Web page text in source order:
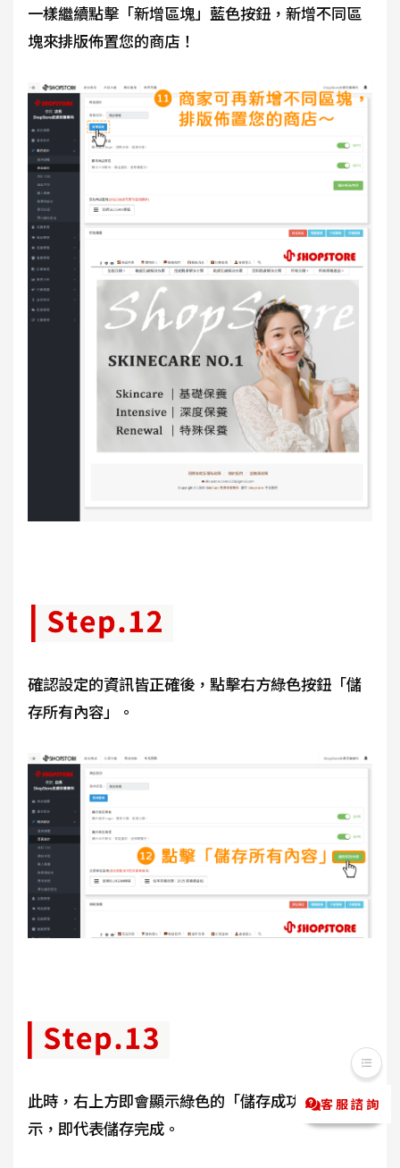
一樣繼續點擊「新增區塊」藍色按鈕，新增不同區
塊來排版佈置您的商店！
確認設定的資訊皆正確後，點擊右方綠色按鈕「儲
存所有內容」。
此時，右上方即會顯示綠色的「儲存成功！」提
示，即代表儲存完成。
客服諮詢
Messenger
LINE@